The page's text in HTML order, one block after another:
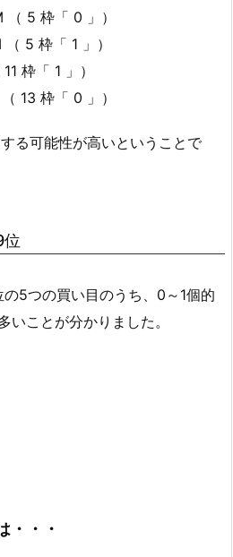
5 枠「 0 」）
5 枠「 1 」）
枠「 1 」）
13 枠「 0 」）
る可能性が高いということで
5つの買い目のうち、0～1個的
いことが分かりました。
・・・